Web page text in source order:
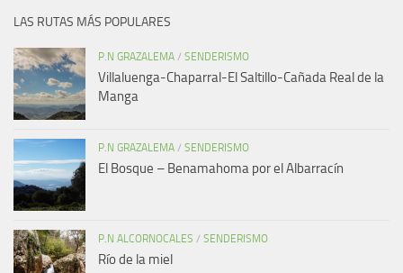
LAS RUTAS MÁS POPULARES
P.N GRAZALEMA / SENDERISMO
Villaluenga-Chaparral-El Saltillo-Cañada Real de la
Manga
P.N GRAZALEMA / SENDERISMO
El Bosque – Benamahoma por el Albarracín
P.N ALCORNOCALES / SENDERISMO
Río de la miel